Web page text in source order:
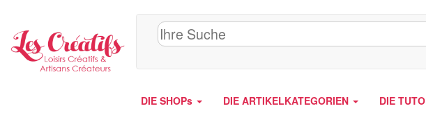
DIE SHOPs DIE ARTIKELKATEGORIEN DIE